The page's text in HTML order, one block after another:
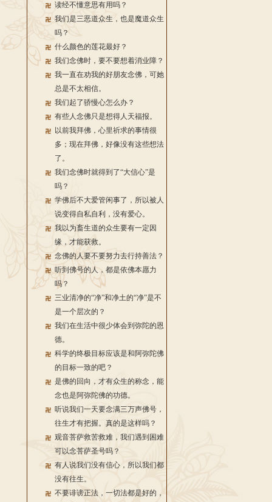
读经不懂意思有用吗？
我们是三恶道众生，也是魔道众生
吗？
什么颜色的莲花最好？
我们念佛时，要不要想着消业障？
我一直在劝我的好朋友念佛，可她
总是不太相信。
我们起了骄慢心怎么办？
有些人念佛只是想得人天福报。
以前我拜佛，心里祈求的事情很
多；现在拜佛，好像没有这些想法
了。
我们念佛时就得到了“大信心”是
吗？
学佛后不大爱管闲事了，所以被人
说变得自私自利，没有爱心。
我以为畜生道的众生要有一定因
缘，才能获救。
念佛的人要不要努力去行持善法？
听到佛号的人，都是依佛本愿力
吗？
三业清净的“净”和净土的“净”是不
是一个层次的？
我们在生活中很少体会到弥陀的恩
德。
科学的终极目标应该是和阿弥陀佛
的目标一致的吧？
是佛的回向，才有众生的称念，能
念也是阿弥陀佛的功德。
听说我们一天要念满三万声佛号，
往生才有把握。真的是这样吗？
观音菩萨救苦救难，我们遇到困难
可以念菩萨圣号吗？
有人说我们没有信心，所以我们都
没有往生。
不要诽谤正法，一切法都是好的，